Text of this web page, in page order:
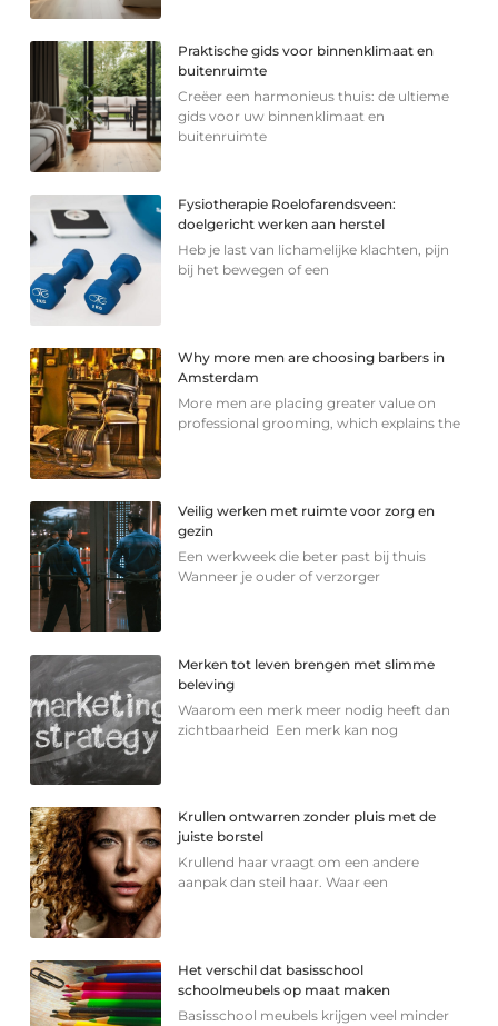
Praktische gids voor binnenklimaat en
buitenruimte
Creëer een harmonieus thuis: de ultieme
gids voor uw binnenklimaat en
buitenruimte
Fysiotherapie Roelofarendsveen:
doelgericht werken aan herstel
Heb je last van lichamelijke klachten, pijn
bij het bewegen of een
Why more men are choosing barbers in
Amsterdam
More men are placing greater value on
professional grooming, which explains the
Veilig werken met ruimte voor zorg en
gezin
Een werkweek die beter past bij thuis
Wanneer je ouder of verzorger
Merken tot leven brengen met slimme
beleving
Waarom een merk meer nodig heeft dan
zichtbaarheid Een merk kan nog
Krullen ontwarren zonder pluis met de
juiste borstel
Krullend haar vraagt om een andere
aanpak dan steil haar. Waar een
Het verschil dat basisschool
schoolmeubels op maat maken
Basisschool meubels krijgen veel minder